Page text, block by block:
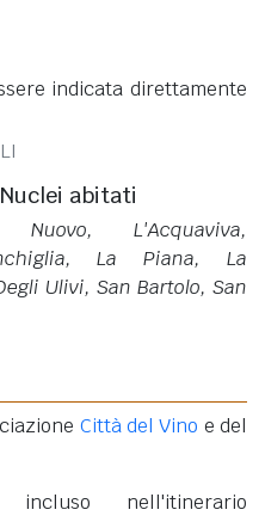
indicata direttamente
abitati
L'Acquaviva,
La Piana, La
Ulivi, San Bartolo, San
Città del Vino e del
nell'itinerario